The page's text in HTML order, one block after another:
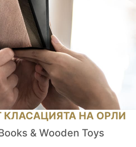
КЛАСАЦИЯТА НА ОРЛИ
& Wooden Toys